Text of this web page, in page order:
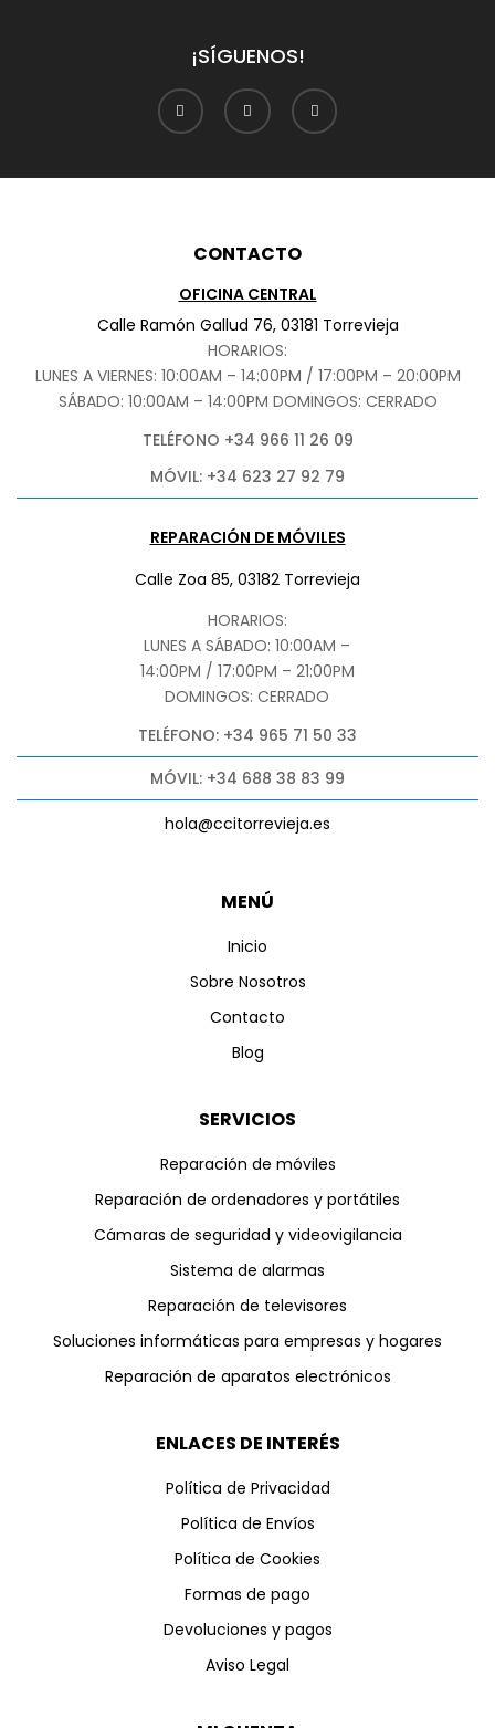
¡SÍGUENOS!
MENÚ
Inicio
Sobre Nosotros
Contacto
Blog
SERVICIOS
Reparación de móviles
Reparación de ordenadores y portátiles
Cámaras de seguridad y videovigilancia
Sistema de alarmas
Reparación de televisores
Soluciones informáticas para empresas y hogares
Reparación de aparatos electrónicos
ENLACES DE INTERÉS
Política de Privacidad
Política de Envíos
Política de Cookies
Formas de pago
Devoluciones y pagos
Aviso Legal
CONTACTO
OFICINA CENTRAL
Calle Ramón Gallud 76, 03181 Torrevieja
HORARIOS:
LUNES A VIERNES: 10:00AM – 14:00PM / 17:00PM – 20:00PM
SÁBADO: 10:00AM – 14:00PM DOMINGOS: CERRADO
TELÉFONO +34 966 11 26 09
MÓVIL: +34 623 27 92 79
REPARACIÓN DE MÓVILES
Calle Zoa 85, 03182 Torrevieja
HORARIOS:
LUNES A SÁBADO: 10:00AM –
14:00PM / 17:00PM – 21:00PM
DOMINGOS: CERRADO
TELÉFONO: +34 965 71 50 33
MÓVIL: +34 688 38 83 99
hola@ccitorrevieja.es